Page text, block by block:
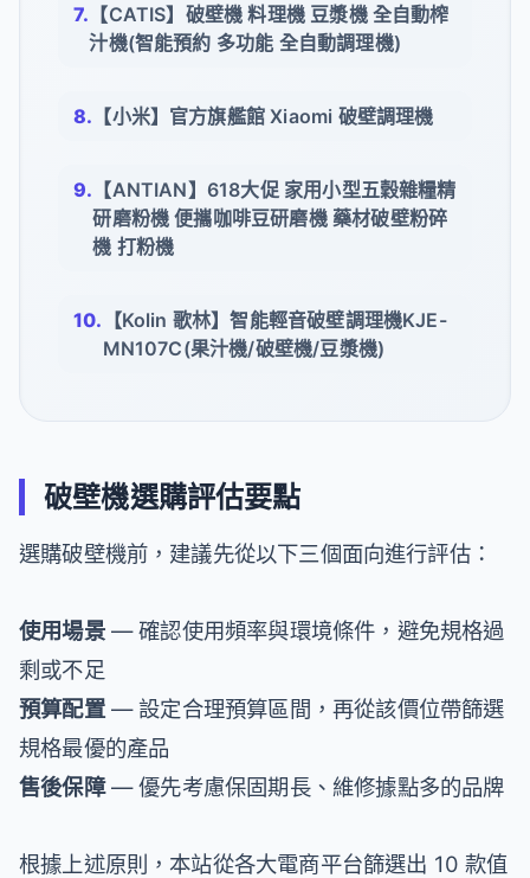
【CATIS】破壁機 料理機 豆漿機 全自動榨
汁機(智能預約 多功能 全自動調理機)
【小米】官方旗艦館 Xiaomi 破壁調理機
【ANTIAN】618大促 家用小型五穀雜糧精
研磨粉機 便攜咖啡豆研磨機 藥材破壁粉碎
機 打粉機
【Kolin 歌林】智能輕音破壁調理機KJE-
MN107C(果汁機/破壁機/豆漿機)
破壁機選購評估要點
選購破壁機前，建議先從以下三個面向進行評估：
使用場景— 確認使用頻率與環境條件，避免規格過
剩或不足
預算配置— 設定合理預算區間，再從該價位帶篩選
規格最優的產品
售後保障— 優先考慮保固期長、維修據點多的品牌
根據上述原則，本站從各大電商平台篩選出 10 款值